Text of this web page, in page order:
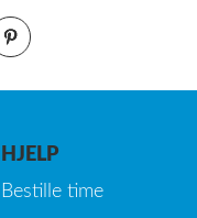
HJELP
Bestille time